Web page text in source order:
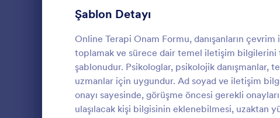
Şablon Detayı
Online Terapi Onam Formu, danışanların
toplamak ve sürece dair temel iletişim bilgilerini
şablonudur. Psikologlar, psikolojik danışmanlar,
uzmanlar için uygundur. Ad soyad ve iletişim
onayı sayesinde, görüşme öncesi gerekli
ulaşılacak kişi bilgisinin eklenebilmesi, uzaktan
Dövme
Onay Formlarını Paylaşma
Seyahat İzin Formları 11
Recording Consent Forms 7
Tele sağlık Formları 7
Makyaj Formları 4